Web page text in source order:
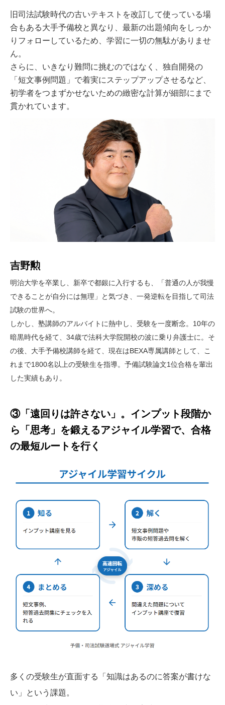
旧司法試験時代の古いテキストを改訂して使っている場
合もある大手予備校と異なり、最新の出題傾向をしっか
りフォローしているため、学習に一切の無駄がありませ
ん。
さらに、いきなり難問に挑むのではなく、独自開発の
「短文事例問題」で着実にステップアップさせるなど、
初学者をつまずかせないための緻密な計算が細部にまで
貫かれています。
吉野勲
明治大学を卒業し、新卒で都銀に入行するも、「普通の人が我慢
できることが自分には無理」と気づき、一発逆転を目指して司法
試験の世界へ。
しかし、塾講師のアルバイトに熱中し、受験を一度断念。10年の
暗黒時代を経て、34歳で法科大学院開校の波に乗り弁護士に。そ
の後、大手予備校講師を経て、現在はBEXA専属講師として、こ
れまで1800名以上の受験生を指導。予備試験論文1位合格を輩出
した実績もあり。
③「遠回りは許さない」。インプット段階か
ら「思考」を鍛えるアジャイル学習で、合格
の最短ルートを行く
多くの受験生が直面する「知識はあるのに答案が書けな
い」という課題。